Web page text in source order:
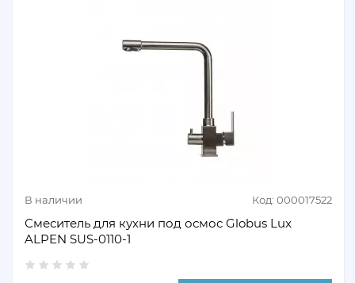
В наличии Код: 000017522
Смеситель для кухни под осмос Globus Lux
ALPEN SUS-0110-1